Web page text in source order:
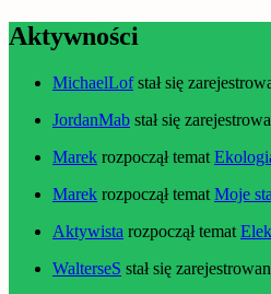
Aktywności
MichaelLofstał się
JordanMab stał się
Marek rozpoczął temat
Marek rozpoczął temat Moje
Aktywista rozpoczął temat
WalterseS stał się